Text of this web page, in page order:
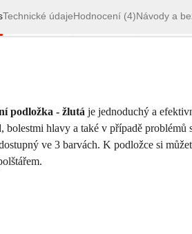
Technické údajeHodnocení (4)Návody a
podložka - žlutá je jednoduchý a
bolestmi hlavy a také v případě
ve 3 barvách. K podložce si